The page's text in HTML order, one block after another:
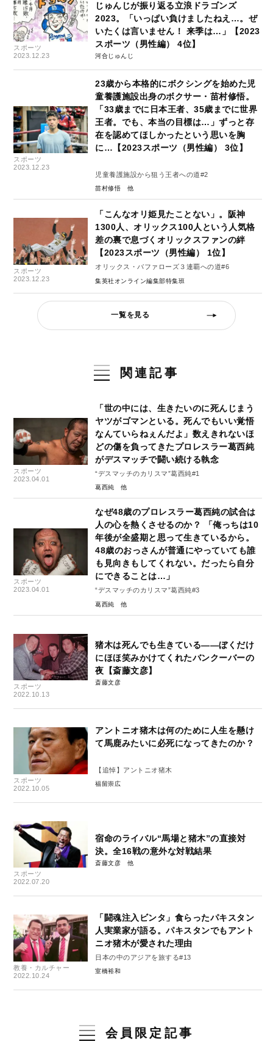
スポーツ
2023.12.23
じゅんじが振り返る立浪ドラゴンズ
2023。「いっぱい負けましたねえ…。ぜ
いたくは言いません！ 来季は…」【2023
スポーツ（男性編） 4位】
河合じゅんじ
スポーツ
2023.12.23
23歳から本格的にボクシングを始めた児
童養護施設出身のボクサー・苗村修悟。
「33歳までに日本王者、35歳までに世界
王者。でも、本当の目標は…」ずっと存
在を認めてほしかったという思いを胸
に…【2023スポーツ（男性編） 3位】
児童養護施設から狙う王者への道#2
苗村修悟
スポーツ
2023.12.23
「こんなオリ姫見たことない」。阪神
1300人、オリックス100人という人気格
差の裏で息づくオリックスファンの絆
【2023スポーツ（男性編） 1位】
オリックス・バファローズ３連覇への道#6
集英社オンライン編集部特集班
一覧を見る
関連記事
スポーツ
2023.04.01
「世の中には、生きたいのに死んじまう
ヤツがゴマンといる。死んでもいい覚悟
なんていらねぇんだよ」数えきれないほ
どの傷を負ってきたプロレスラー葛西純
がデスマッチで闘い続ける執念
“デスマッチのカリスマ”葛西純#1
葛西純
スポーツ
2023.04.01
なぜ48歳のプロレスラー葛西純の試合は
人の心を熱くさせるのか？ 「俺っちは10
年後が全盛期と思って生きているから。
48歳のおっさんが普通にやっていても誰
も見向きもしてくれない。だったら自分
にできることは…」
“デスマッチのカリスマ”葛西純#3
葛西純
スポーツ
2022.10.13
猪木は死んでも生きている――ぼくだけ
にほほ笑みかけてくれたバンクーバーの
夜【斎藤文彦】
斎藤文彦
スポーツ
2022.10.05
アントニオ猪木は何のために人生を懸け
て馬鹿みたいに必死になってきたのか？
【追悼】アントニオ猪木
福留崇広
スポーツ
2022.07.20
宿命のライバル“馬場と猪木”の直接対
決。全16戦の意外な対戦結果
斎藤文彦
教養・カルチャー
2022.10.24
「闘魂注入ビンタ」食らったパキスタン
人実業家が語る。パキスタンでもアント
ニオ猪木が愛された理由
日本の中のアジアを旅する#13
室橋裕和
会員限定記事